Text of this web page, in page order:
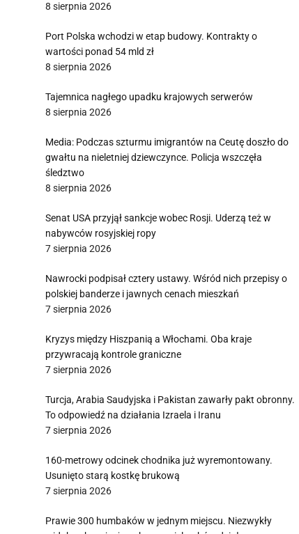
8 sierpnia 2026
Port Polska wchodzi w etap budowy. Kontrakty o
wartości ponad 54 mld zł
8 sierpnia 2026
Tajemnica nagłego upadku krajowych serwerów
8 sierpnia 2026
Media: Podczas szturmu imigrantów na Ceutę doszło do
gwałtu na nieletniej dziewczynce. Policja wszczęła
śledztwo
8 sierpnia 2026
Senat USA przyjął sankcje wobec Rosji. Uderzą też w
nabywców rosyjskiej ropy
7 sierpnia 2026
Nawrocki podpisał cztery ustawy. Wśród nich przepisy o
polskiej banderze i jawnych cenach mieszkań
7 sierpnia 2026
Kryzys między Hiszpanią a Włochami. Oba kraje
przywracają kontrole graniczne
7 sierpnia 2026
Turcja, Arabia Saudyjska i Pakistan zawarły pakt obronny.
To odpowiedź na działania Izraela i Iranu
7 sierpnia 2026
160-metrowy odcinek chodnika już wyremontowany.
Usunięto starą kostkę brukową
7 sierpnia 2026
Prawie 300 humbaków w jednym miejscu. Niezwykły